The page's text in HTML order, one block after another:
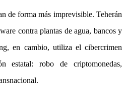
de forma más imprevisible. Teherán
contra plantas de agua, bancos y
en cambio, utiliza el cibercrimen
estatal: robo de criptomonedas,